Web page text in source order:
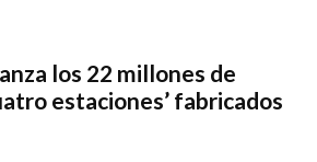
los 22 millones de
estaciones’ fabricados